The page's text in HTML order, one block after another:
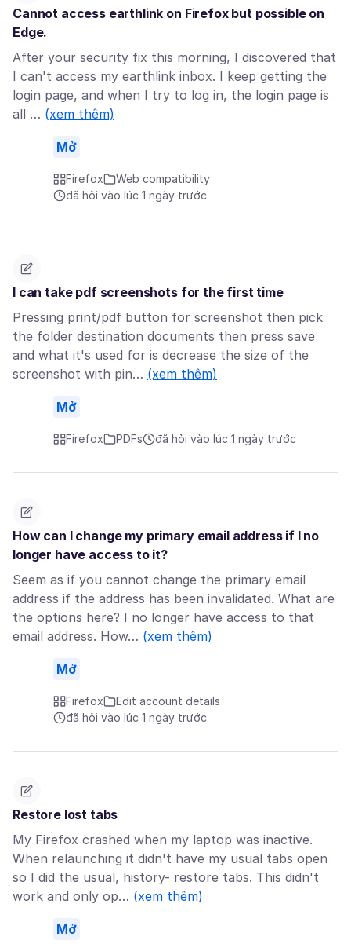
Cannot access earthlink on Firefox but possible on
Edge.
After your security fix this morning, I discovered that
I can't access my earthlink inbox. I keep getting the
login page, and when I try to log in, the login page is
all … (xem thêm)
Mở
Firefox
Web compatibility
đã hỏi vào lúc 1 ngày trước
I can take pdf screenshots for the first time
Pressing print/pdf button for screenshot then pick
the folder destination documents then press save
and what it's used for is decrease the size of the
screenshot with pin… (xem thêm)
Mở
Firefox PDFs đã hỏi vào lúc 1 ngày trước
How can I change my primary email address if I no
longer have access to it?
Seem as if you cannot change the primary email
address if the address has been invalidated. What are
the options here? I no longer have access to that
email address. How… (xem thêm)
Mở
Firefox
Edit account details
đã hỏi vào lúc 1 ngày trước
Restore lost tabs
My Firefox crashed when my laptop was inactive.
When relaunching it didn't have my usual tabs open
so I did the usual, history- restore tabs. This didn't
work and only op… (xem thêm)
Mở